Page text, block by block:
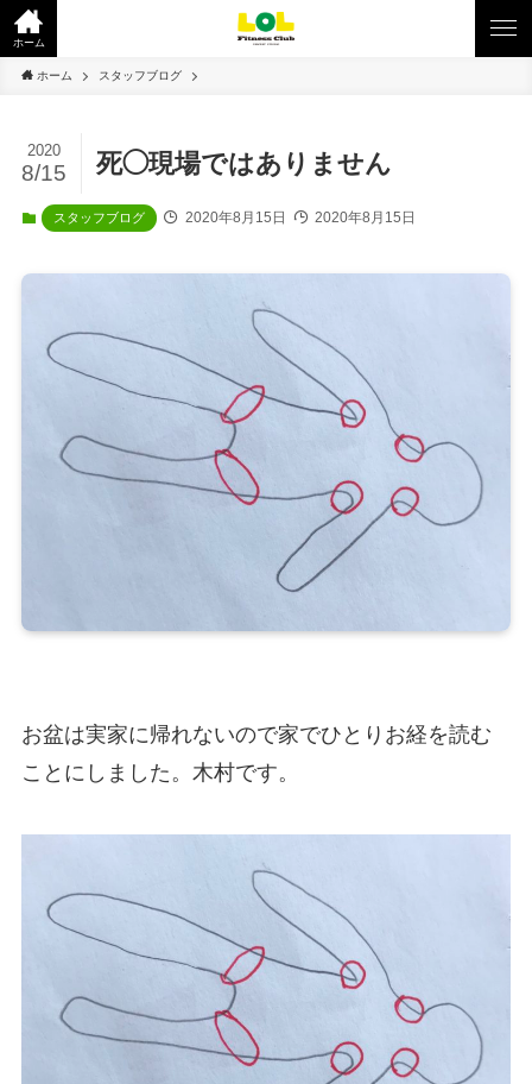
ホーム
ホーム スタッフブログ
死◯現場ではありません
2020
8/15
スタッフブログ 2020年8月15日 2020年8月15日
お盆は実家に帰れないので家でひとりお経を読む
ことにしました。木村です。